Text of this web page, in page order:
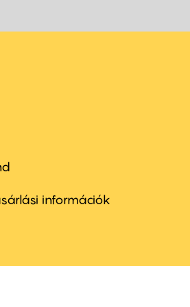
információk